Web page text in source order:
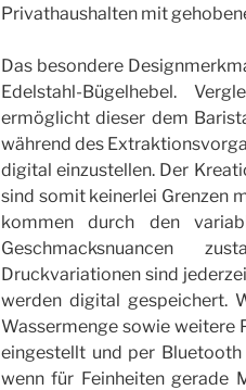
Privathaushalten mit
Das besondere
Edelstahl-Bügelhebel.
ermöglicht dieser dem
während des
digital einzustellen. Der
sind somit keinerlei Grenzen
kommen durch den
Geschmacksnuancen
Druckvariationen sind
werden digital gespeichert.
Wassermenge sowie weitere
eingestellt und per
wenn für Feinheiten gerade